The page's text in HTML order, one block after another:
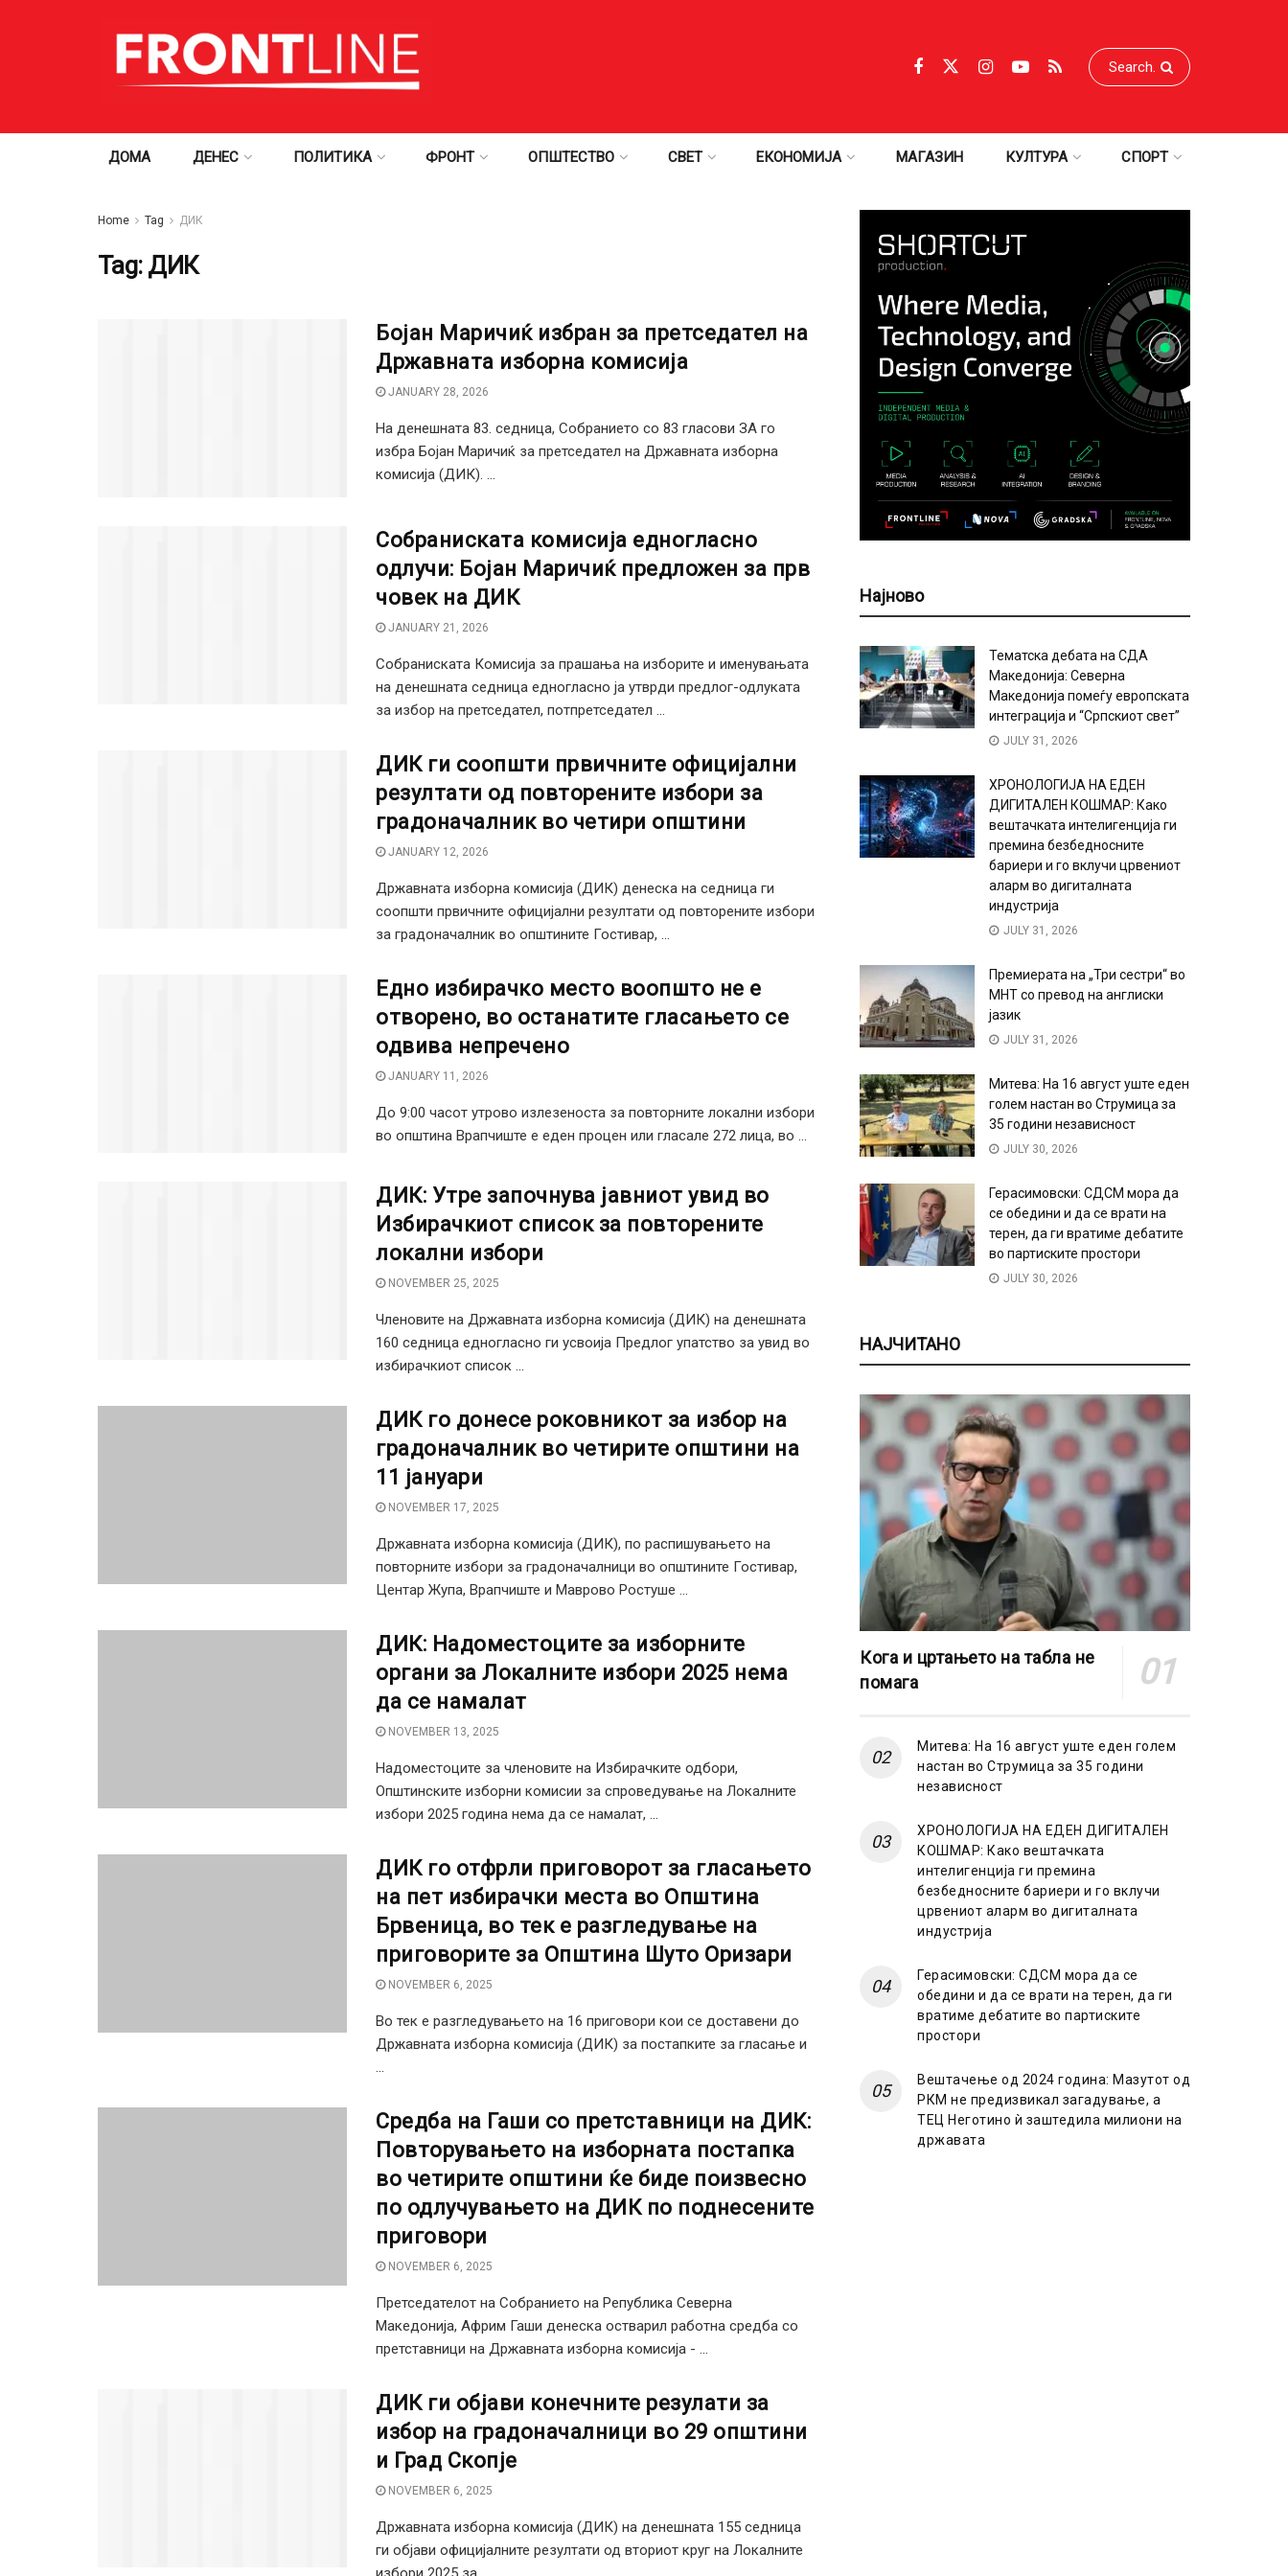
ДОМА ДЕНЕС ПОЛИТИКА ФРОНТ ОПШТЕСТВО СВЕТ ЕКОНОМИЈА МАГАЗИН КУЛТУРА СПОРТ
Home Tag ДИК
Tag: ДИК
Бојан Маричиќ избран за претседател на
Државната изборна комисија
JANUARY 28, 2026
На денешната 83. седница, Собранието со 83 гласови ЗА го
избра Бојан Маричиќ за претседател на Државната изборна
комисија (ДИК). ...
Собраниската комисија едногласно
одлучи: Бојан Маричиќ предложен за прв
човек на ДИК
JANUARY 21, 2026
Собраниската Комисија за прашања на изборите и именувањата
на денешната седница едногласно ја утврди предлог-одлуката
за избор на претседател, потпретседател ...
ДИК ги соопшти првичните официјални
резултати од повторените избори за
градоначалник во четири општини
JANUARY 12, 2026
Државната изборна комисија (ДИК) денеска на седница ги
соопшти првичните официјални резултати од повторените избори
за градоначалник во општините Гостивар, ...
Едно избирачко место воопшто не е
отворено, во останатите гласањето се
одвива непречено
JANUARY 11, 2026
До 9:00 часот утрово излезеноста за повторните локални избори
во општина Врапчиште е еден процен или гласале 272 лица, во ...
ДИК: Утре започнува јавниот увид во
Избирачкиот список за повторените
локални избори
NOVEMBER 25, 2025
Членовите на Државната изборна комисија (ДИК) на денешната
160 седница едногласно ги усвоија Предлог упатство за увид во
избирачкиот список ...
ДИК го донесе роковникот за избор на
градоначалник во четирите општини на
11 јануари
NOVEMBER 17, 2025
Државната изборна комисија (ДИК), по распишувањето на
повторните избори за градоначалници во општините Гостивар,
Центар Жупа, Врапчиште и Маврово Ростуше ...
ДИК: Надоместоците за изборните
органи за Локалните избори 2025 нема
да се намалат
NOVEMBER 13, 2025
Надоместоците за членовите на Избирачките одбори,
Општинските изборни комисии за спроведување на Локалните
избори 2025 година нема да се намалат, ...
ДИК го отфрли приговорот за гласањето
на пет избирачки места во Општина
Брвеница, во тек е разгледување на
приговорите за Општина Шуто Оризари
NOVEMBER 6, 2025
Во тек е разгледувањето на 16 приговори кои се доставени до
Државната изборна комисија (ДИК) за постапките за гласање и
...
Средба на Гаши со претставници на ДИК:
Повторувањето на изборната постапка
во четирите општини ќе биде поизвесно
по одлучувањето на ДИК по поднесените
приговори
NOVEMBER 6, 2025
Претседателот на Собранието на Република Северна
Македонија, Африм Гаши денеска остварил работна средба со
претставници на Државната изборна комисија - ...
ДИК ги објави конечните резулати за
избор на градоначалници во 29 општини
и Град Скопје
NOVEMBER 6, 2025
Државната изборна комисија (ДИК) на денешната 155 седница
ги објави официјалните резултати од вториот круг на Локалните
Најново
Тематска дебата на СДА
Македонија: Северна
Македонија помеѓу европската
интеграција и “Српскиот свет”
JULY 31, 2026
ХРОНОЛОГИЈА НА ЕДЕН
ДИГИТАЛЕН КОШМАР: Како
вештачката интелигенција ги
премина безбедносните
бариери и го вклучи црвениот
аларм во дигиталната
индустрија
JULY 31, 2026
Премиерата на „Три сестри“ во
МНТ со превод на англиски
јазик
JULY 31, 2026
Митева: На 16 август уште еден
голем настан во Струмица за
35 години независност
JULY 30, 2026
Герасимовски: СДСМ мора да
се обедини и да се врати на
терен, да ги вратиме дебатите
во партиските простори
JULY 30, 2026
НАЈЧИТАНО
Кога и цртањето на табла не
помага
Митева: На 16 август уште еден голем
настан во Струмица за 35 години
независност
ХРОНОЛОГИЈА НА ЕДЕН ДИГИТАЛЕН
КОШМАР: Како вештачката
интелигенција ги премина
безбедносните бариери и го вклучи
црвениот аларм во дигиталната
индустрија
Герасимовски: СДСМ мора да се
обедини и да се врати на терен, да ги
вратиме дебатите во партиските
простори
Вештачење од 2024 година: Мазутот од
РКМ не предизвикал загадување, а
ТЕЦ Неготино ѝ заштедила милиони на
државата